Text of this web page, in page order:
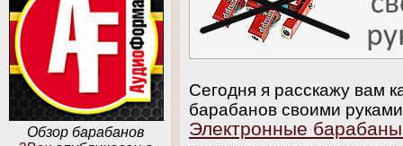
Сегодня я расскажу вам
барабанов своими
Электронные
Обзор барабанов